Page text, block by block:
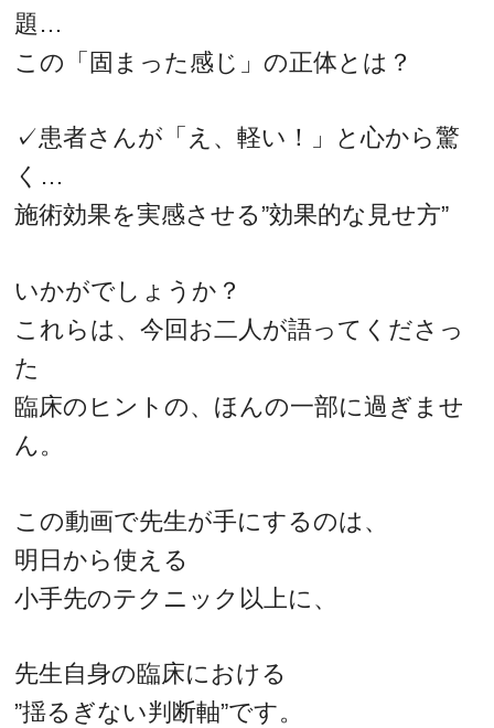
題…
この「固まった感じ」の正体とは？
✓患者さんが「え、軽い！」と心から驚
く…
施術効果を実感させる”効果的な見せ方”
いかがでしょうか？
これらは、今回お二人が語ってくださっ
た
臨床のヒントの、ほんの一部に過ぎませ
ん。
この動画で先生が手にするのは、
明日から使える
小手先のテクニック以上に、
先生自身の臨床における
”揺るぎない判断軸”です。